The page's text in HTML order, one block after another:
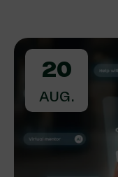
20
AUG.